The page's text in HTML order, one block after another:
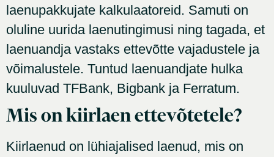
laenupakkujate kalkulaatoreid. Samuti on
oluline uurida laenutingimusi ning tagada, et
laenuandja vastaks ettevõtte vajadustele ja
võimalustele. Tuntud laenuandjate hulka
kuuluvad TFBank, Bigbank ja Ferratum.
Mis on kiirlaen ettevõtetele?
Kiirlaenud on lühiajalised laenud, mis on